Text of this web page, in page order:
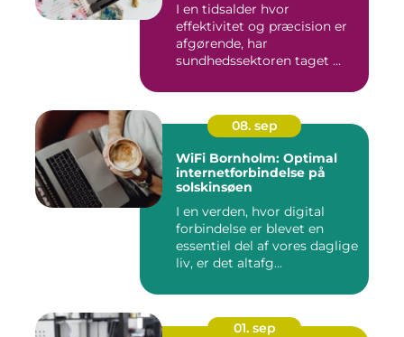
I en tidsalder hvor
effektivitet og præcision er
afgørende, har
sundhedssektoren taget ...
08. sep
WiFi Bornholm: Optimal
internetforbindelse på
solskinsøen
I en verden, hvor digital
forbindelse er blevet en
essentiel del af vores daglige
liv, er det altafg...
01. sep